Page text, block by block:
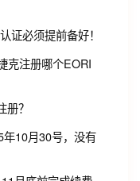
证必须提前备好！
克注册哪个EORI
？
10月30号，没有